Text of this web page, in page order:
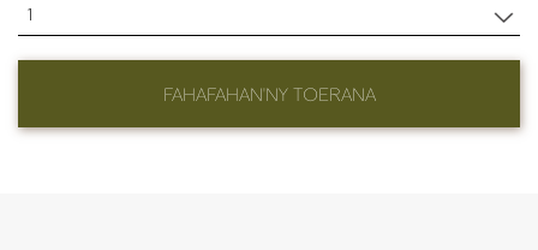
1
FAHAFAHAN'NY TOERANA